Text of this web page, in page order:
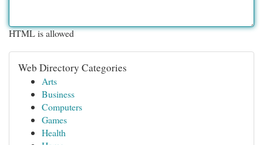
HTML is allowed
Web Directory Categories
Arts
Business
Computers
Games
Health